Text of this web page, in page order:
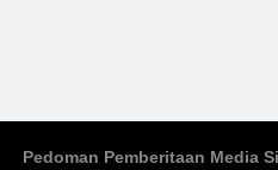
Pedoman Pemberitaan Media